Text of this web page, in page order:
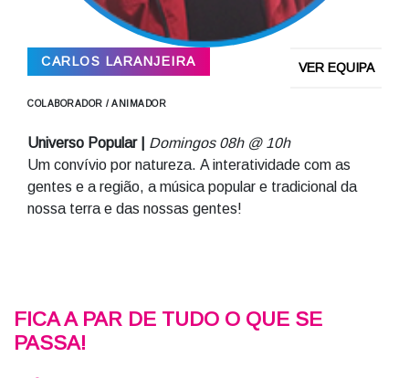
VER EQUIPA
CARLOS LARANJEIRA
COLABORADOR / ANIMADOR
Universo Popular |
Domingos 08h @ 10h
Um convívio por natureza. A interatividade com as
gentes e a região, a música popular e tradicional da
nossa terra e das nossas gentes!
FICA A PAR DE TUDO O QUE SE
PASSA!